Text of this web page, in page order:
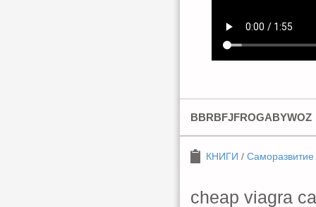
BBRBFJFROGABYWOZ
КНИГИ / Саморазвитие
cheap viagra